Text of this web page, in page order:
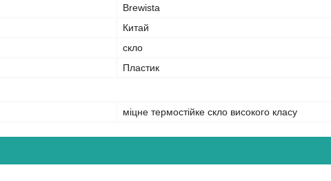
Brewista
Китай
скло
Пластик
міцне термостійке скло високого класу